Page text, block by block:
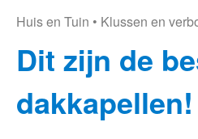
Huis en Tuin • Klussen en
Dit zijn de
dakkapellen!